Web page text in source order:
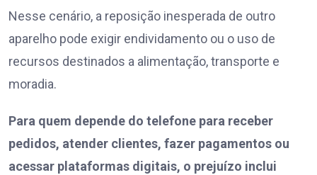
Nesse cenário, a reposição inesperada de outro
aparelho pode exigir endividamento ou o uso de
recursos destinados a alimentação, transporte e
moradia.
Para quem depende do telefone para receber
pedidos, atender clientes, fazer pagamentos ou
acessar plataformas digitais, o prejuízo inclui